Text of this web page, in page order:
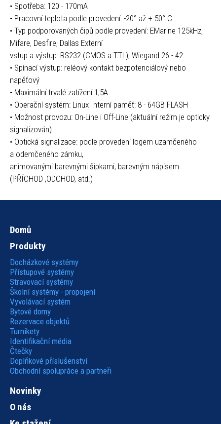
• Spotřeba: 120 - 170mA
• Pracovní teplota podle provedení: -20° až + 50° C
• Typ podporovaných čipů podle provedení: EMarine 125kHz,
Mifare, Desfire, Dallas Externí
vstup a výstup: RS232 (CMOS a TTL), Wiegand 26 - 42
• Spínací výstup: reléový kontakt bezpotenciálový nebo
napěťový
• Maximální trvalé zatížení 1,5A
• Operační systém: Linux Interní paměť: 8 - 64GB FLASH
• Možnost provozu: On-Line i Off-Line (aktuální režim je opticky
signalizován)
• Optická signalizace: podle provedení logem uzamčeného
a odemčeného zámku,
animovanými barevnými šipkami, barevným nápisem
(PŘÍCHOD ,ODCHOD, atd.)
Hlavní
navigace
Domů
Produkty
Docházkové systémy
Přístupové systémy
Stravovací systémy
Školní systémy - propojení
Vyvolávací systém
Bytové domy
Rezervace objektů
Turnikety
Identifikační média
Čtečky
Doplňkové příslušenství
Obchodní spolupráce a partneři
Novinky
O nás